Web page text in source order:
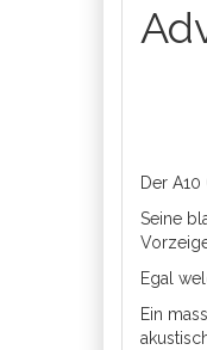
Der
Seine
Egal
Ein